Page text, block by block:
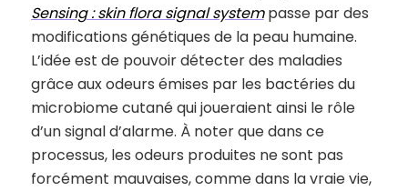
Sensing : skin flora signal systempasse par des
modifications génétiques de la peau humaine.
L’idée est de pouvoir détecter des maladies
grâce aux odeurs émises par les bactéries du
microbiome cutané qui joueraient ainsi le rôle
d’un signal d’alarme. À noter que dans ce
processus, les odeurs produites ne sont pas
forcément mauvaises, comme dans la vraie vie,